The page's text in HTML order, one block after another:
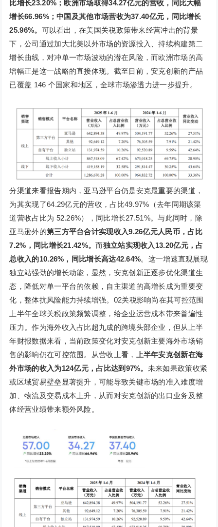
比增长23.20%；欧洲市场取得34.27亿元的营收，同比大幅
增长66.96%；中国及其他市场营收为37.40亿元，同比增长
25.96%。 可以看出，在美国关税政策带来经营冲击的背景
下，公司通过加大北美以外市场的资源投入、持续构建第二
增长曲线，对冲单一市场波动的潜在风险，而欧洲市场的高
增幅正是这一战略的直接体现。截至目前，安克创新的产品
已覆盖 146 个国家和地区，全球市场渗透力进一步提升。
分渠道来看报告期内，亚马逊平台仍是安克最重要的渠道，
为其实现了64.29亿元的营收，占比49.97%（去年同期该渠
道营收占比为 52.26%），同比增长27.51%。与此同时，除
亚马逊外的第三方平台合计实现收入9.26亿元人民币，占比
7.2%，同比增长21.42%。而独立站实现收入13.20亿元，占
总收入的10.26%，同比增长高达42.64%。这一增速直观展现
独立站强劲的增长动能，显然，安克创新正逐步优化渠道生
态，降低对单一平台的依赖，自主渠道的高增长成为重要变
化，整体抗风险能力持续增强。02关税影响尚在其可控范围
上半年全球关税政策频繁调整，给企业运营成本带来普遍性
压力。作为海外收入占比超九成的跨境头部企业，但从上半
年财报数据来看，当前政策变化对安克创新主要海外市场销
售的影响仍在可控范围。从营收上看，
上半年安克创新在海
外市场的收入为124亿元，占比达到97%。 未来如果政策收紧
或区域贸易壁垒显著提升，可能导致关键市场的准入难度增
加、物流及交易成本上升，从而对安克创新的出口业务及整
体经营业绩带来额外风险。